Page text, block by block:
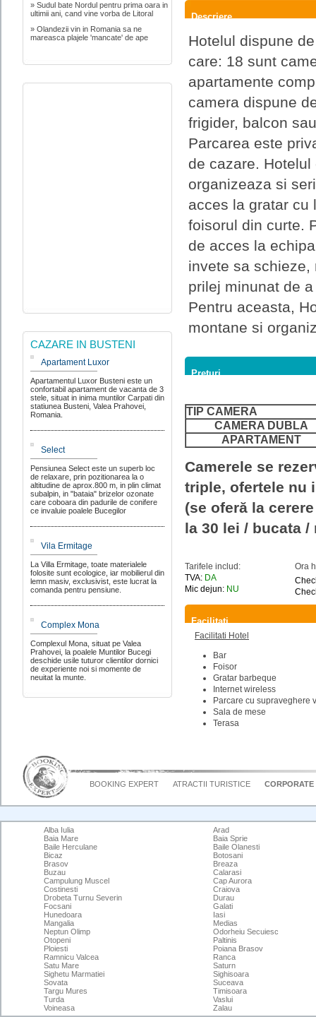
» Sudul bate Nordul pentru prima oara in
ultimii ani, cand vine vorba de Litoral
» Olandezii vin in Romania sa ne
mareasca plajele 'mancate' de ape
CAZARE IN BUSTENI
Apartament Luxor
Apartamentul Luxor Busteni este un
confortabil apartament de vacanta de 3
stele, situat in inima muntilor Carpati din
statiunea Busteni, Valea Prahovei,
Romania.
Select
Pensiunea Select este un superb loc
de relaxare, prin pozitionarea la o
altitudine de aprox.800 m, in plin climat
subalpin, in "bataia" brizelor ozonate
care coboara din padurile de conifere
ce invaluie poalele Bucegilor
Vila Ermitage
La Villa Ermitage, toate materialele
folosite sunt ecologice, iar mobilierul din
lemn masiv, exclusivist, este lucrat la
comanda pentru pensiune.
Complex Mona
Complexul Mona, situat pe Valea
Prahovei, la poalele Muntilor Bucegi
deschide usile tuturor clientilor dornici
de experiente noi si momente de
neuitat la munte.
Descriere
Hotelul dispune
care: 18 sunt
apartamente
camera dispune
frigider, balcon
Parcarea este
de cazare.
organizeaza si
acces la gratar cu
foisorul din curte.
de acces la
invete sa schieze,
prilej minunat de
Pentru aceasta,
montane si
Preturi
TIP CAMERA
CAMERA DUBLA
APARTAMENT
Camerele se
triple, ofertele nu
(se oferă la
la 30 lei / bucata
Tarifele includ:
TVA: DA
Mic dejun: NU
Ora
Facilitati
Facilitati Hotel
Bar
Foisor
Gratar barbeque
Internet wireless
Parcare cu supraveghere
Sala de mese
Terasa
BOOKING EXPERT ATRACTII TURISTICE CORPORATE
Alba Iulia
Arad
Baia Mare
Baia Sprie
Baile Herculane
Baile Olanesti
Bicaz
Botosani
Brasov
Breaza
Buzau
Calarasi
Campulung Muscel
Cap Aurora
Costinesti
Craiova
Drobeta Turnu Severin
Durau
Focsani
Galati
Hunedoara
Iasi
Mangalia
Medias
Neptun Olimp
Odorheiu Secuiesc
Otopeni
Paltinis
Ploiesti
Poiana Brasov
Ramnicu Valcea
Ranca
Satu Mare
Saturn
Sighetu Marmatiei
Sighisoara
Sovata
Suceava
Targu Mures
Timisoara
Turda
Vaslui
Voineasa
Zalau